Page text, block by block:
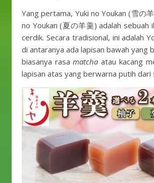
Yang pertama, Yuki no Youkan (雪の
no Youkan (夏の羊羹) adalah sebuah
cerdik. Secara tradisional, ini adalah
di antaranya ada lapisan bawah yang
biasanya rasamatcha atau kacang
lapisan atas yang berwarna putih dari